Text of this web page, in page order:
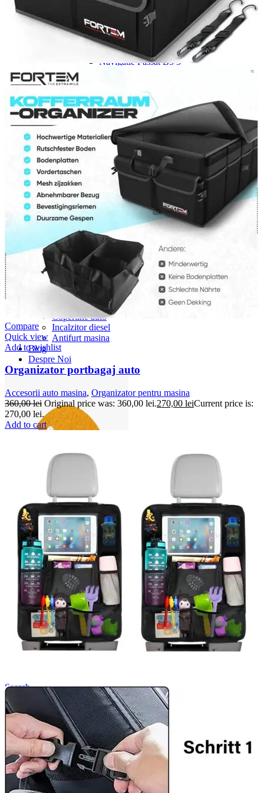
Navigație Mercedes W204
Navigație Mercedes W211
Navigație Mercedes Sprinter
Passat
Navigație Passat B5
Navigație Passat B5 5
Navigație Passat B8
Navigație Passat CC
Skoda
Navigație Skoda Fabia 1
Navigație Skoda Fabia 2
Navigație Skoda Octavia 1
Navigație Skoda Octavia 2
Navigație Skoda Octavia 3
Navigație Skoda Rapid
Navigație Skoda Superb 1
Navigație Skoda Superb 2
Navigație Toyota Avensis T25
Portbagaj Plafon Auto
Sub 350 Litri
Peste 350 Litri
Peste 450 litri
Accesorii auto masina
Accesorii Dacia Duster 3
Accesorii Duster 2
Accesorii Dacia Jogger
Parfum masina
Copertine auto
Incalzitor diesel
Antifurt masina
Blog
Despre Noi
Search
Wishlist
0items 0,00lei
Menu
Compare
Quick view
Add to wishlist
Organizator portbagaj auto
Accesorii auto masina, Organizator pentru masina
360,00lei Original price was: 360,00 lei.270,00 leiCurrent price is:
270,00 lei.
Add to cart